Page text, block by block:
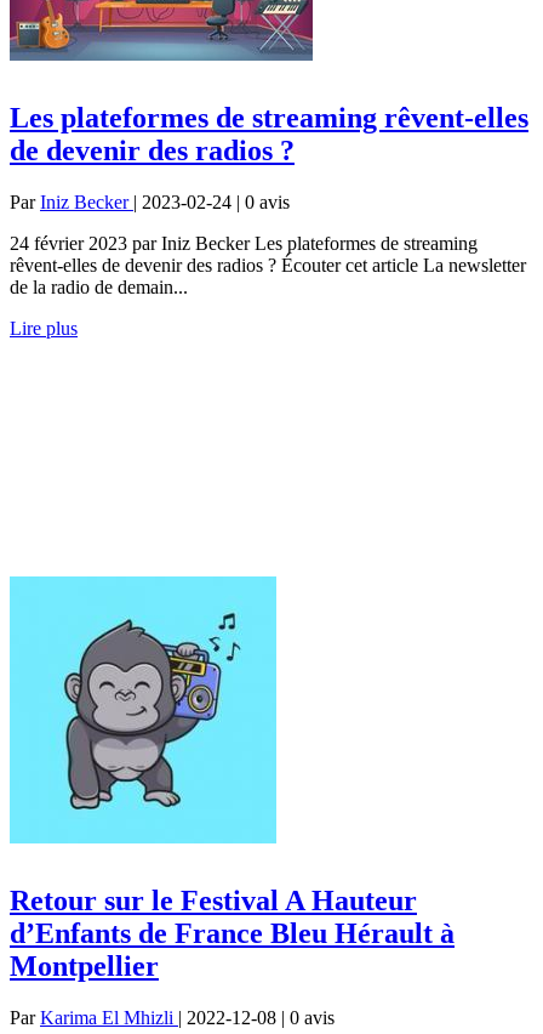
Les plateformes de streaming rêvent-elles
de devenir des radios ?
ParIniz Becker | 2023-02-24 | 0 avis
24 février 2023 par Iniz Becker Les plateformes de streaming
rêvent-elles de devenir des radios ? Écouter cet article La newsletter
de la radio de demain...
Lire plus
Retour sur le Festival A Hauteur
d’Enfants de France Bleu Hérault à
Montpellier
ParKarima El Mhizli | 2022-12-08 | 0 avis